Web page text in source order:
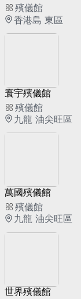
殯儀館
香港島 東區
寰宇殯儀館
殯儀館
九龍 油尖旺區
萬國殯儀館
殯儀館
九龍 油尖旺區
世界殯儀館